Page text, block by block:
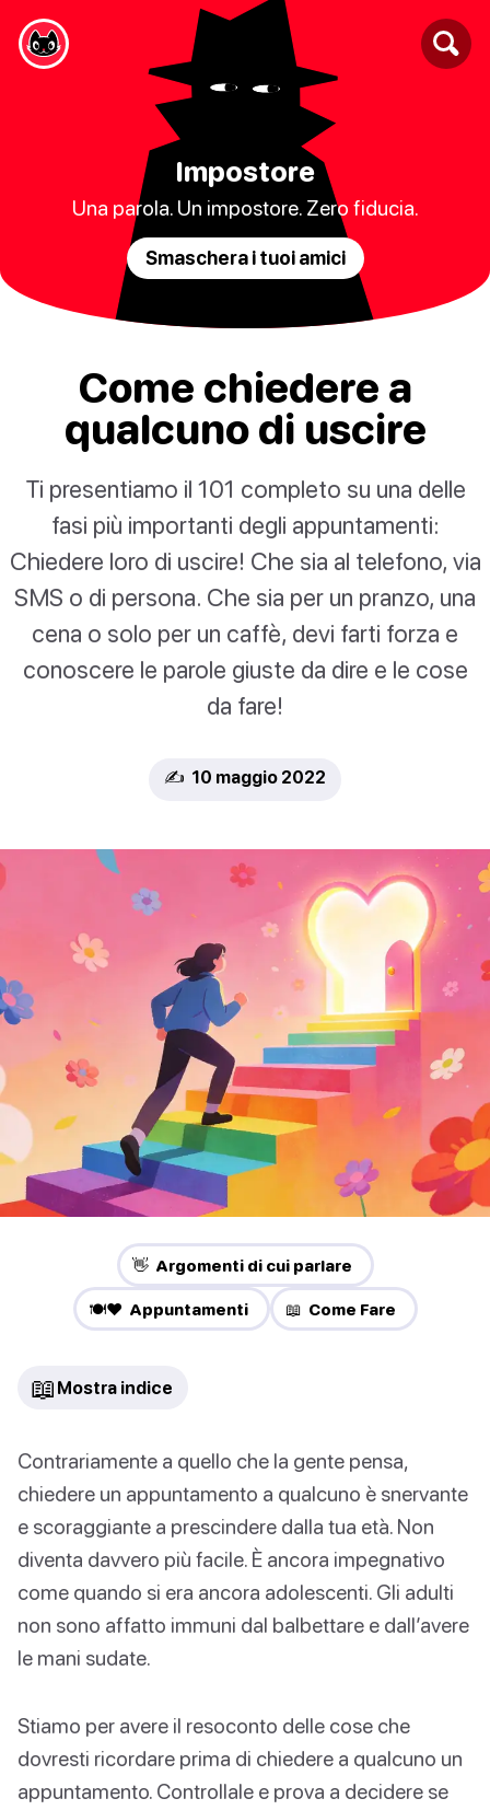
Impostore
Una parola. Un impostore. Zero fiducia.
Smaschera i tuoi amici
Come chiedere a
qualcuno di uscire
Ti presentiamo il 101 completo su una delle
fasi più importanti degli appuntamenti:
Chiedere loro di uscire! Che sia al telefono, via
SMS o di persona. Che sia per un pranzo, una
cena o solo per un caffè, devi farti forza e
conoscere le parole giuste da dire e le cose
da fare!
✍️ 10 maggio 2022
👋 Argomenti di cui parlare
🍽️❤️ Appuntamenti 📖 Come Fare
📖 Mostra indice
Contrariamente a quello che la gente pensa,
chiedere un appuntamento a qualcuno è snervante
e scoraggiante a prescindere dalla tua età. Non
diventa davvero più facile. È ancora impegnativo
come quando si era ancora adolescenti. Gli adulti
non sono affatto immuni dal balbettare e dall’avere
le mani sudate.
Stiamo per avere il resoconto delle cose che
dovresti ricordare prima di chiedere a qualcuno un
appuntamento. Controllale e prova a decidere se